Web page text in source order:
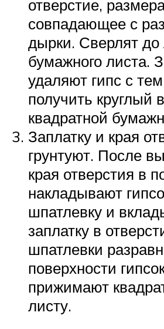
отверстие,
совпадающее с
дырки. Сверлят до
бумажного листа.
удаляют гипс с
получить круглый
квадратной
Заплатку и края
грунтуют. После
края отверстия в
накладывают
шпатлевку и
заплатку в
шпатлевки
поверхности
прижимают
листу.